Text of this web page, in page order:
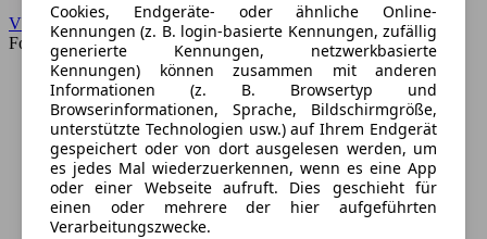
VW
Forum
Cookies, Endgeräte- oder ähnliche Online-
Kennungen (z. B. login-basierte Kennungen, zufällig
generierte Kennungen, netzwerkbasierte
Kennungen) können zusammen mit anderen
Informationen (z. B. Browsertyp und
Browserinformationen, Sprache, Bildschirmgröße,
unterstützte Technologien usw.) auf Ihrem Endgerät
gespeichert oder von dort ausgelesen werden, um
es jedes Mal wiederzuerkennen, wenn es eine App
oder einer Webseite aufruft. Dies geschieht für
einen oder mehrere der hier aufgeführten
Verarbeitungszwecke.